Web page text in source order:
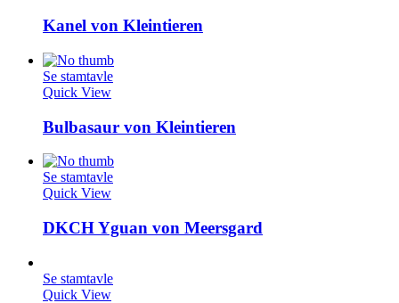
Kanel von Kleintieren
Se stamtavle
Quick View
Bulbasaur von Kleintieren
Se stamtavle
Quick View
DKCH Yguan von Meersgard
Se stamtavle
Quick View